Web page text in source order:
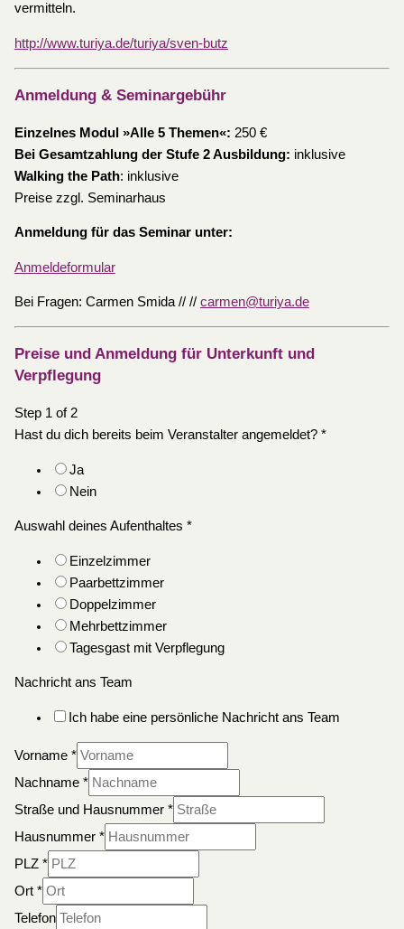
vermitteln.
http://www.turiya.de/turiya/sven-butz
Anmeldung & Seminargebühr
Einzelnes Modul »Alle 5 Themen«: 250 €
Bei Gesamtzahlung der Stufe 2 Ausbildung: inklusive
Walking the Path: inklusive
Preise zzgl. Seminarhaus
Anmeldung für das Seminar unter:
Anmeldeformular
Bei Fragen: Carmen Smida // // carmen@turiya.de
Preise und Anmeldung für Unterkunft und
Verpflegung
Step 1 of 2
Hast du dich bereits beim Veranstalter angemeldet? *
Ja
Nein
Auswahl deines Aufenthaltes *
Einzelzimmer
Paarbettzimmer
Doppelzimmer
Mehrbettzimmer
Tagesgast mit Verpflegung
Nachricht ans Team
Ich habe eine persönliche Nachricht ans Team
Vorname *
Nachname *
Straße und Hausnummer *
Hausnummer *
PLZ *
Ort *
Telefon